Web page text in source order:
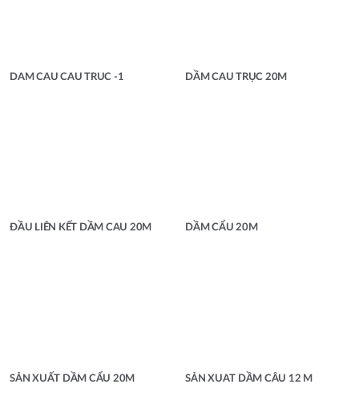
DAM CAU CAU TRUC -1 DẦM CAU TRỤC 20M
ĐẦU LIÊN KẾT DẦM CAU 20M DẦM CẨU 20M
SẢN XUẤT DẦM CẨU 20M SẢN XUAT DẦM CÂU 12 M